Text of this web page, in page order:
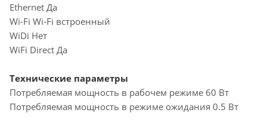
Ethernet Да
Wi-Fi Wi-Fi встроенный
WiDi Нет
WiFi Direct Да
Технические параметры
Потребляемая мощность в рабочем режиме 60 Вт
Потребляемая мощность в режиме ожидания 0.5 Вт